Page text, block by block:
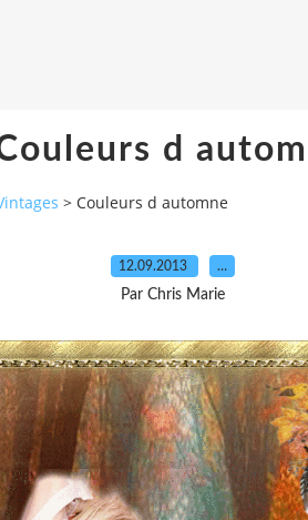
d
> Couleurs d automne
12.09.2013 …
Par Chris Marie